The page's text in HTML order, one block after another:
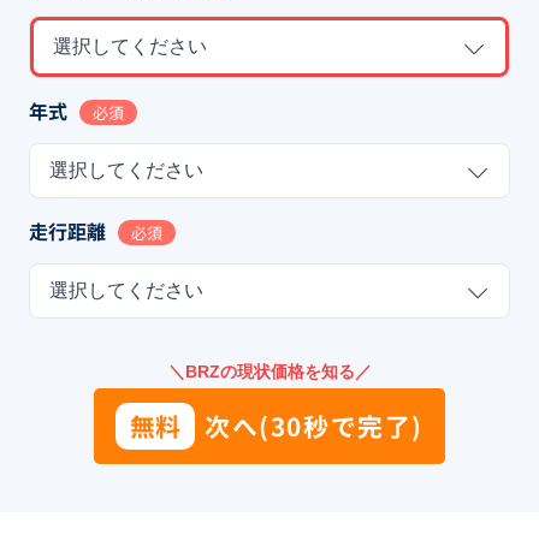
選択してください
年式 必須
選択してください
走行距離 必須
選択してください
＼BRZの現状価格を知る／
無料 次へ(30秒で完了)